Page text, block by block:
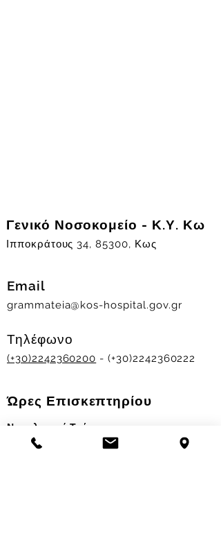
Γενικό Νοσοκομείο - Κ.Υ. Κω
Ιπποκράτους 34, 85300, Κως
Email
grammateia@kos-hospital.gov.gr
Τηλέφωνο
(+30)2242360200 - (+30)2242360222
Ώρες Επισκεπτηρίου
Νοσηλευτικά Τμήματα
Χειμερινό ωράριο: 11.00-13.00
17.30-19.30